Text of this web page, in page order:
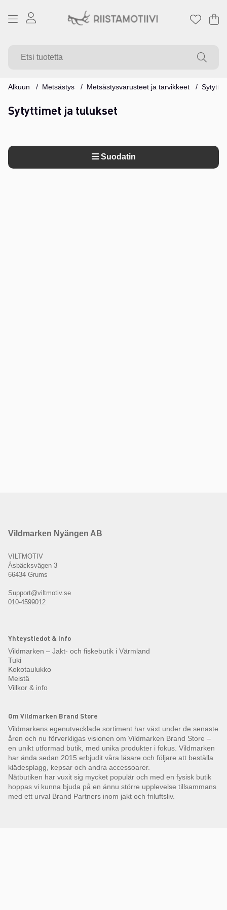
.
Alkuun Metsästys Metsästysvarusteet ja tarvikkeet
Sytyttimet ja tulukset
Suodatin
Vildmarken Nyängen AB
VILTMOTIV
Åsbäcksvägen 3
66434 Grums
Support@viltmotiv.se
010-4599012
Yhteystiedot & info
Vildmarken – Jakt- och fiskebutik i Värmland
Tuki
Kokotaulukko
Meistä
Villkor & info
Om Vildmarken Brand Store
Vildmarkens egenutvecklade sortiment har växt under de senaste
åren och nu förverkligas visionen om Vildmarken Brand Store –
en unikt utformad butik, med unika produkter i fokus. Vildmarken
har ända sedan 2015 erbjudit våra läsare och följare att beställa
klädesplagg, kepsar och andra accessoarer.
Nätbutiken har vuxit sig mycket populär och med en fysisk butik
hoppas vi kunna bjuda på en ännu större upplevelse tillsammans
med ett urval Brand Partners inom jakt och friluftsliv.